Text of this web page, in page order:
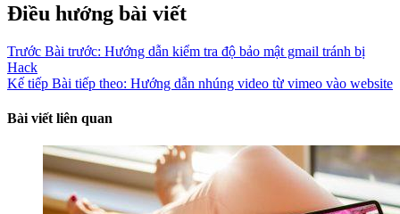
Điều hướng bài viết
Trước Bài trước: Hướng dẫn kiểm tra độ bảo mật gmail tránh bị
Hack
Kế tiếp Bài tiếp theo: Hướng dẫn nhúng video từ vimeo vào website
Bài viết liên quan